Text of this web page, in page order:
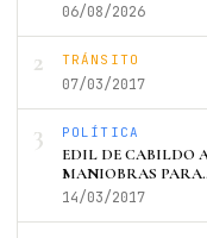
06/08/2026
2 TRÁNSITO
07/03/2017
3 POLÍTICA
EDIL DE CABILDO
MANIOBRAS
14/03/2017